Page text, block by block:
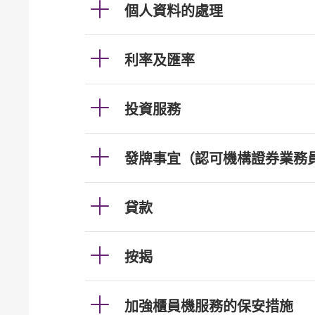
個人資料的處理
利率及匯率
投資服務
發牌事宜（認可機構證券業務
貸款
按揭
加強櫃員機服務的保安措施